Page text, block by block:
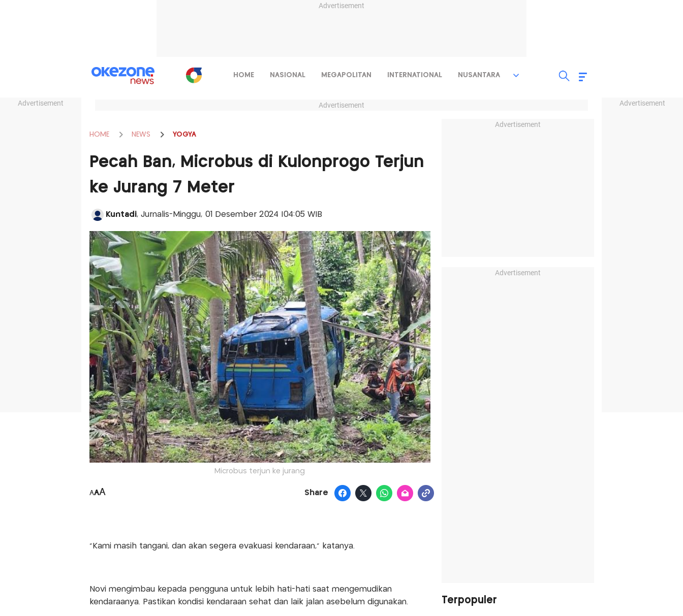
Advertisement
Advertisement Advertisement
HOME NASIONAL MEGAPOLITAN INTERNATIONAL NUSANTARA
Advertisement
HOME NEWS YOGYA
Pecah Ban, Microbus di Kulonprogo Terjun
ke Jurang 7 Meter
Kuntadi, Jurnalis-Minggu, 01 Desember 2024 |04:05 WIB
Microbus terjun ke jurang
AAA Share
“Kami masih tangani, dan akan segera evakuasi kendaraan,” katanya.
Novi mengimbau kepada pengguna untuk lebih hati-hati saat mengemudikan
kendaraanya. Pastikan kondisi kendaraan sehat dan laik jalan asebelum digunakan.
Advertisement
Advertisement
Terpopuler